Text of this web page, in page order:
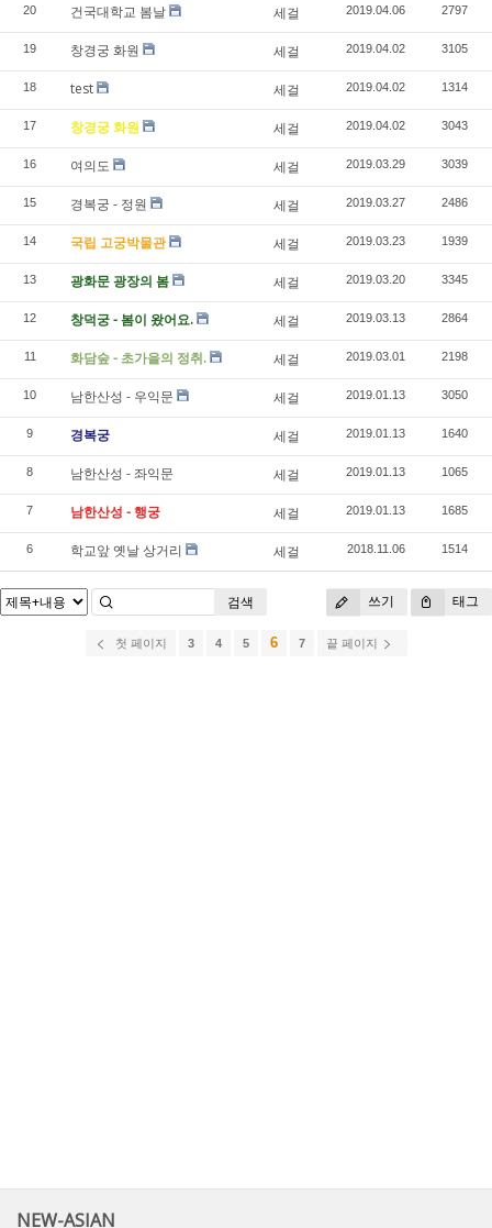
20 건국대학교 봄날 세걸 2019.04.06 2797
19 창경궁 화원 세걸 2019.04.02 3105
18 test 세걸 2019.04.02 1314
17 창경궁 화원 세걸 2019.04.02 3043
16 여의도 세걸 2019.03.29 3039
15 경복궁 - 정원 세걸 2019.03.27 2486
14 국립 고궁박물관 세걸 2019.03.23 1939
13 광화문 광장의 봄 세걸 2019.03.20 3345
12 창덕궁 - 봄이 왔어요. 세걸 2019.03.13 2864
11 화담숲 - 초가을의 정취. 세걸 2019.03.01 2198
10 남한산성 - 우익문 세걸 2019.01.13 3050
9 경복궁 세걸 2019.01.13 1640
8 남한산성 - 좌익문 세걸 2019.01.13 1065
7 남한산성 - 행궁 세걸 2019.01.13 1685
6 학교앞 옛날 상거리 세걸 2018.11.06 1514
쓰기 태그
검색
첫 페이지 3 4 5 6 7 끝 페이지
NEW-ASIAN